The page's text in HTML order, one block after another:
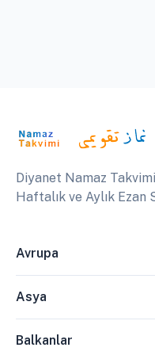
Diyanet Namaz
Avrupa
Asya
Balkanlar